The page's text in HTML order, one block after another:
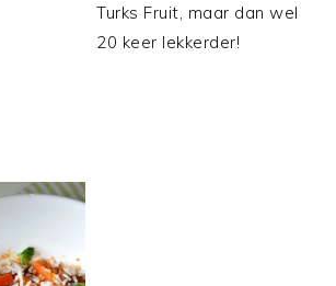
Turks Fruit, maar dan wel
20 keer lekkerder!